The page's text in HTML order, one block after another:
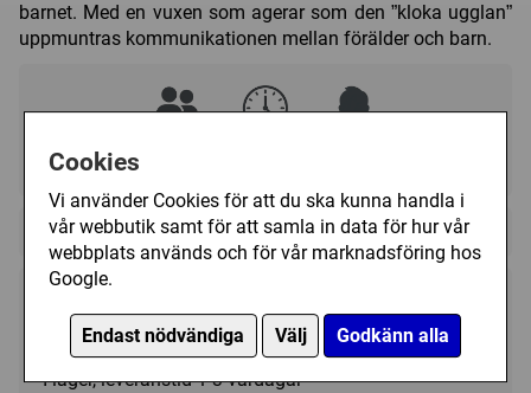
Cookies
Vi använder Cookies för att du ska kunna handla i
vår webbutik samt för att samla in data för hur vår
webbplats används och för vår marknadsföring hos
Google.
Endast nödvändiga Välj Godkänn alla
barnet. Med en vuxen som agerar som den ”kloka ugglan”
uppmuntras kommunikationen mellan förälder och barn.
Regelspråk:
285 kr Köp
I lager, leveranstid 1-3 vardagar